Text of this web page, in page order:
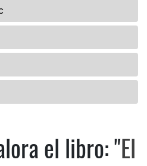
el libro: El
el libro: "El